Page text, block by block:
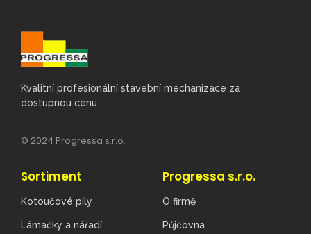
Kvalitní profesionální stavební mechanizace za
dostupnou cenu.
© 2024 Progressa s.r.o.
Sortiment
Kotoučové pily
Lámačky a nářadí
Progressa s.r.o.
O firmě
Půjčovna